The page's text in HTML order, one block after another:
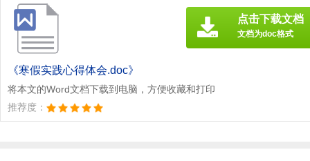
《寒假实践心得体会.doc》
将本文的Word文档下载到电脑，方便收藏和打印
推荐度：
点击下载文档
文档为doc格式